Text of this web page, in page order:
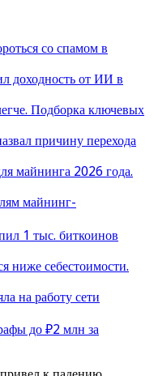
со спамом в
доходность от ИИ в
Подборка ключевых
причину перехода
майнинга 2026 года.
майнинг-
1 тыс. биткоинов
ниже себестоимости.
на работу сети
до ₽2 млн за